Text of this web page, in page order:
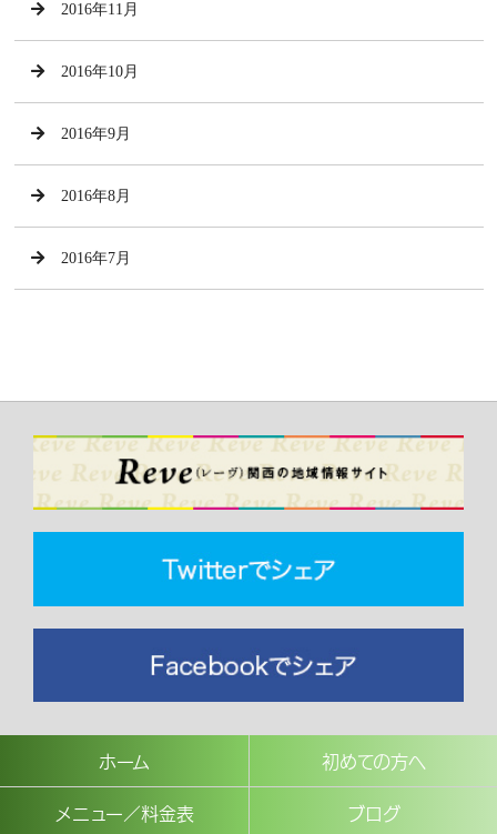
2016年11月
2016年10月
2016年9月
2016年8月
2016年7月
ホーム
初めての方へ
メニュー／料金表
ブログ